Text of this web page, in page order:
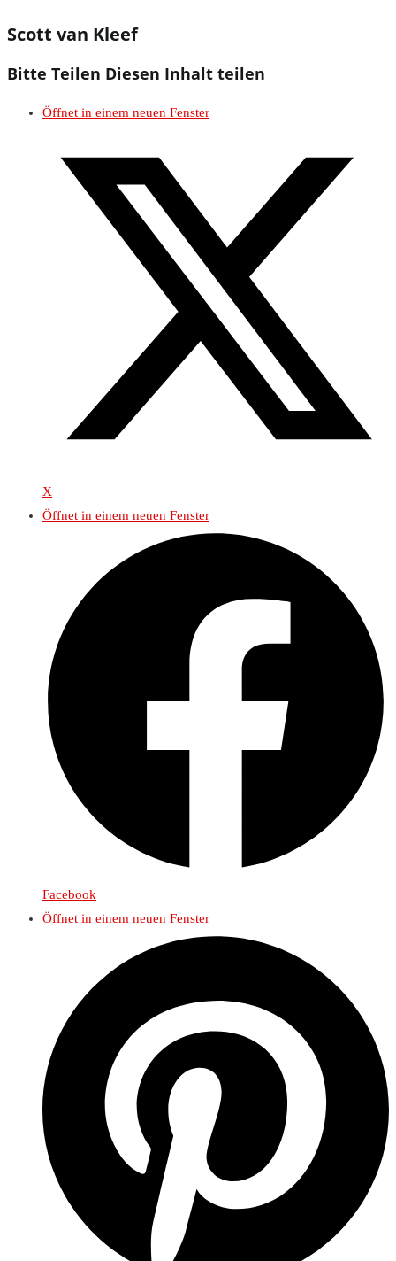
Scott van Kleef
Bitte Teilen Diesen Inhalt teilen
Öffnet in einem neuen Fenster
X
Öffnet in einem neuen Fenster
Facebook
Öffnet in einem neuen Fenster